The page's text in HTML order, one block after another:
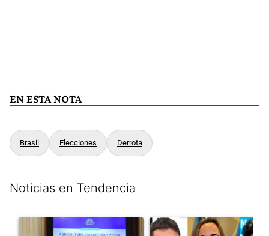
EN ESTA NOTA
Brasil Elecciones Derrota
Noticias en Tendencia
Un artículo de tendencia con el título "Di Tullio impugnó a
Un artículo de tendencia con